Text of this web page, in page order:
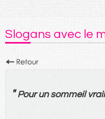
Slogans avec le
" Pour un sommeil